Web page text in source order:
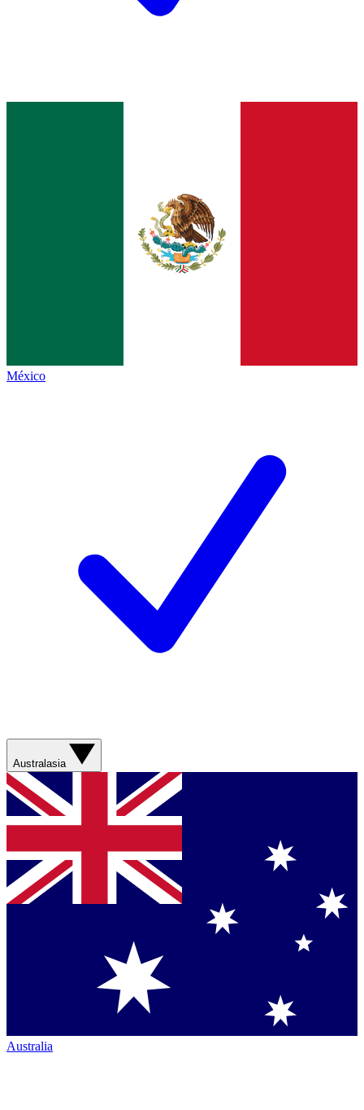
México
Australasia
Australia